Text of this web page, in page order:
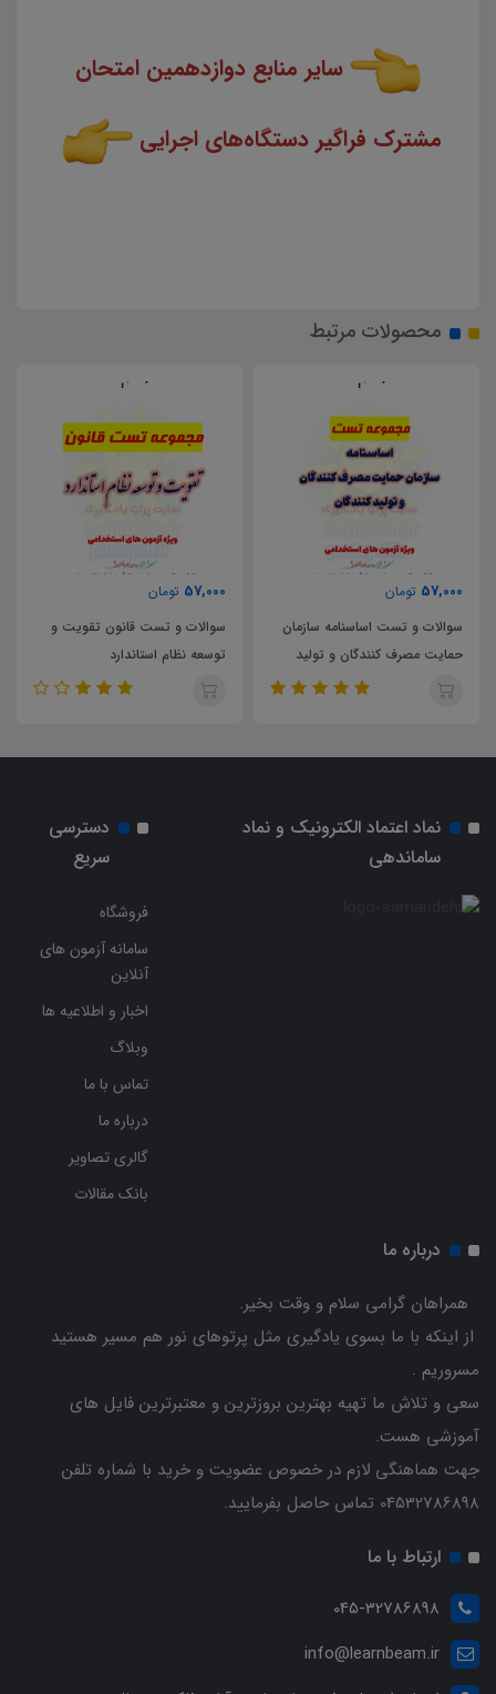
سایر منابع دوازدهمین امتحان
مشترک فراگیر دستگاه‌های اجرایی
محصولات مرتبط
57,000 تومان
سوالات و تست اساسنامه سازمان
حمایت مصرف کنندگان و تولید
کنندگان
57,000 تومان
سوالات و تست قانون تقویت و
توسعه نظام استاندارد
نماد اعتماد الکترونیک و نماد
ساماندهی
دسترسی
سریع
فروشگاه
سامانه آزمون های
آنلاین
اخبار و اطلاعیه ها
وبلاگ
تماس با ما
درباره ما
گالری تصاویر
بانک مقالات
درباره ما
همراهان گرامی سلام و وقت بخیر.
از اینکه با ما بسوی یادگیری مثل پرتوهای نور هم مسیر هستید
مسروریم .
سعی و تلاش ما تهیه بهترین بروزترین و معتبرترین فایل های
آموزشی هست.
جهت هماهنگی لازم در خصوص عضویت و خرید با شماره تلفن
04532786898 تماس حاصل بفرمایید.
ارتباط با ما
045-32786898
info@learnbeam.ir